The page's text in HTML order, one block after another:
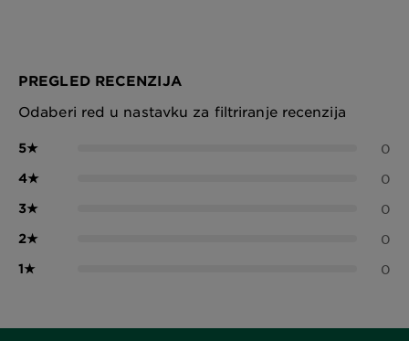
PREGLED RECENZIJA
Odaberi red u nastavku za filtriranje recenzija
5★ 0
4★ 0
3★ 0
2★ 0
1★ 0